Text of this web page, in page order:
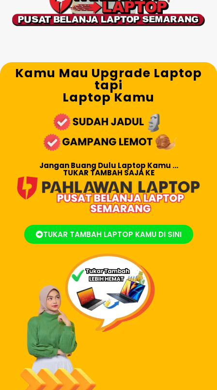
Kamu Mau Upgrade Laptop
tapi
Laptop Kamu
Jangan Buang Dulu Laptop Kamu ...
TUKAR TAMBAH SAJA KE
TUKAR TAMBAH LAPTOP KAMU DI SINI